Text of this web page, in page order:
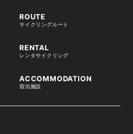
ROUTE
サイクリングルート
RENTAL
レンタサイクリング
ACCOMMODATION
宿泊施設